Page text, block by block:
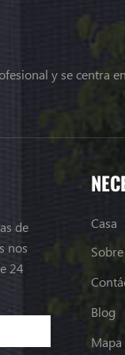
y se centra
de
nos
24
Casa
Blog